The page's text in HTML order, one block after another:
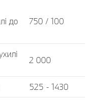
до
750 / 100
2 000
525 - 1430